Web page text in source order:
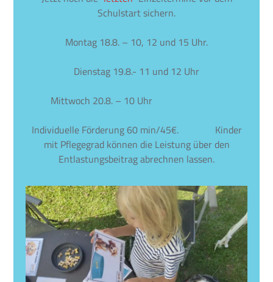
Schulstart sichern.
Montag 18.8. – 10, 12 und 15 Uhr.
Dienstag 19.8.- 11 und 12 Uhr
Mittwoch 20.8. – 10 Uhr
Individuelle Förderung 60 min/45€. Kinder
mit Pflegegrad können die Leistung über den
Entlastungsbeitrag abrechnen lassen.